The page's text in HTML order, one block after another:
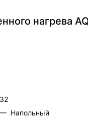
нагрева
32
— Напольный